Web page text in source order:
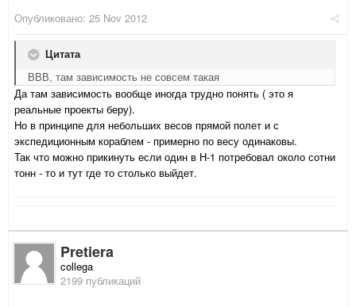
Опубликовано: 25 Nov 2012
Цитата
ВВВ, там зависимость не совсем такая
Да там зависимость вообще иногда трудно понять ( это я
реальные проекты беру).
Но в принципе для небольших весов прямой полет и с
экспедиционным кораблем - примерно по весу одинаковы.
Так что можно прикинуть если один в Н-1 потребовал около сотни
тонн - то и тут где то столько выйдет.
Pretiera
collega
2199 публикаций